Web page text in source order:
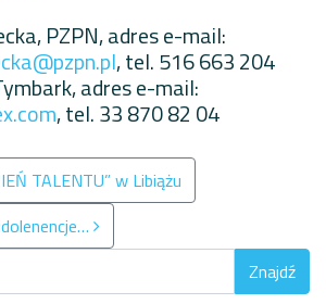
PZPN, adres e-mail:
, tel. 516 663 204
adres e-mail:
, tel. 33 870 82 04
po wpisach
TALENTU” w Libiążu